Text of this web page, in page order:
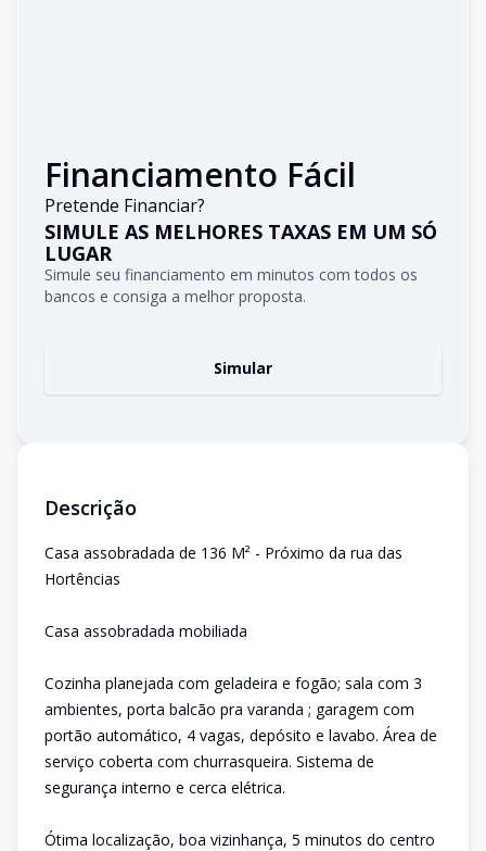
Financiamento Fácil
Pretende Financiar?
SIMULE AS MELHORES TAXAS EM UM SÓ
LUGAR
Simule seu financiamento em minutos com todos os
bancos e consiga a melhor proposta.
Simular
Descrição
Casa assobradada de 136 M² - Próximo da rua das
Hortências
Casa assobradada mobiliada
Cozinha planejada com geladeira e fogão; sala com 3
ambientes, porta balcão pra varanda ; garagem com
portão automático, 4 vagas, depósito e lavabo. Área de
serviço coberta com churrasqueira. Sistema de
segurança interno e cerca elétrica.
Ótima localização, boa vizinhança, 5 minutos do centro